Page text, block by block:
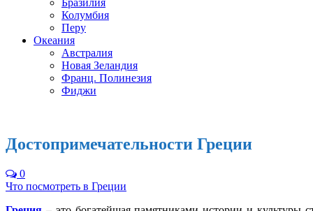
Бразилия
Колумбия
Перу
Океания
Австралия
Новая Зеландия
Франц. Полинезия
Фиджи
Достопримечательности Греции
0
Что посмотреть в Греции